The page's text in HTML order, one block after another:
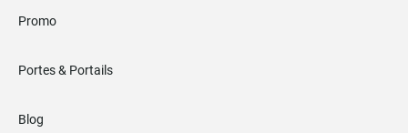
Promo
Portes & Portails
Blog